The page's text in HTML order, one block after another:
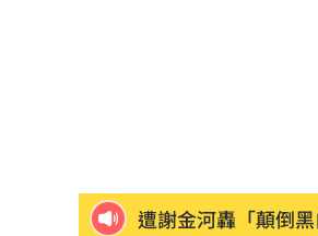
遭謝金河轟「顛倒